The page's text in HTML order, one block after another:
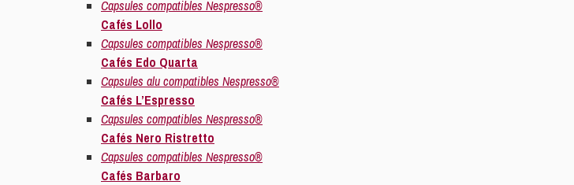
Capsules compatibles Nespresso®
Cafés Lollo
Capsules compatibles Nespresso®
Cafés Edo Quarta
Capsules alu compatibles Nespresso®
Cafés L’Espresso
Capsules compatibles Nespresso®
Cafés Nero Ristretto
Capsules compatibles Nespresso®
Cafés Barbaro